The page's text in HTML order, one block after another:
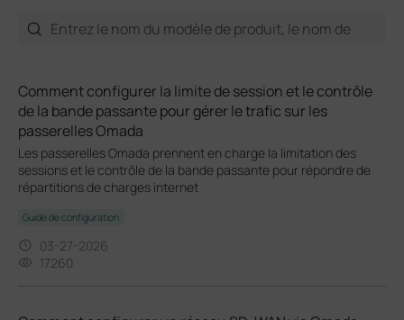
Comment configurer la limite de session et le contrôle
de la bande passante pour gérer le trafic sur les
passerelles Omada
Les passerelles Omada prennent en charge la limitation des
sessions et le contrôle de la bande passante pour répondre de
répartitions de charges internet
Guide de configuration
03-27-2026
17260